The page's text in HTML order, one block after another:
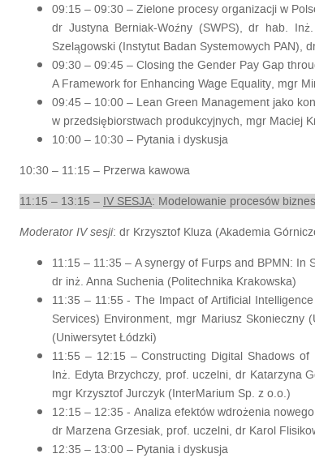
09:15 – 09:30 – Zielone procesy organizacji w
dr Justyna Berniak-Woźny (SWPS), dr hab.
Szelągowski (Instytut Badan Systemowych PAN),
09:30 – 09:45 – Closing the Gender Pay Gap
A Framework for Enhancing Wage Equality, mgr
09:45 – 10:00 – Lean Green Management jako
w przedsiębiorstwach produkcyjnych, mgr Maciej
10:00 – 10:30 – Pytania i dyskusja
10:30 – 11:15 – Przerwa kawowa
11:15 – 13:15 – IV SESJA: Modelowanie procesów
Moderator IV sesji: dr Krzysztof Kluza (Akademia
11:15 – 11:35 – A synergy of Furps and BPMN: In
dr inż. Anna Suchenia (Politechnika Krakowska)
11:35 – 11:55 -The Impact of Artificial
Services) Environment, mgr Mariusz Skonieczny
(Uniwersytet Łódzki)
11:55 – 12:15 –Constructing Digital Shadows
Inż. Edyta Brzychczy, prof. uczelni, dr Katarzyna
mgr Krzysztof Jurczyk (InterMarium Sp. z o.o.)
12:15 – 12:35 - Analiza efektów wdrożenia
dr Marzena Grzesiak, prof. uczelni, dr Karol
12:35 – 13:00 – Pytania i dyskusja